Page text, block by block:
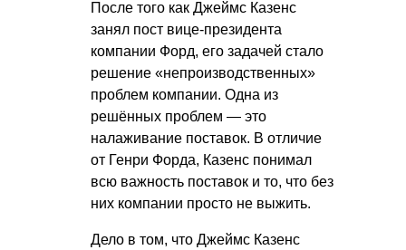
После того как Джеймс Казенс
занял пост вице-президента
компании Форд, его задачей стало
решение «непроизводственных»
проблем компании. Одна из
решённых проблем — это
налаживание поставок. В отличие
от Генри Форда, Казенс понимал
всю важность поставок и то, что без
них компании просто не выжить.
Дело в том, что Джеймс Казенс